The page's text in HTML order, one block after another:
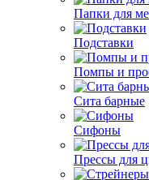
Папки для
Подставки
Помпы и
Сита барные
Сифоны
Прессы для